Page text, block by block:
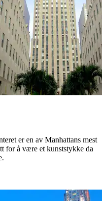
er en av Manhattans mest
for å være et kunststykke da